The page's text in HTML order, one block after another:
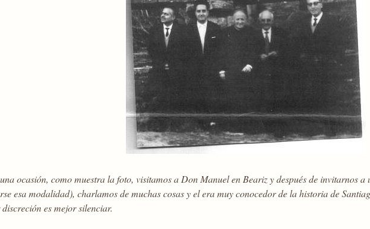
ocasión, como muestra la foto, visitamos a Don Manuel en Beariz y después de invitarnos a
esa modalidad), charlamos de muchas cosas y el era muy conocedor de la historia de
es mejor silenciar.